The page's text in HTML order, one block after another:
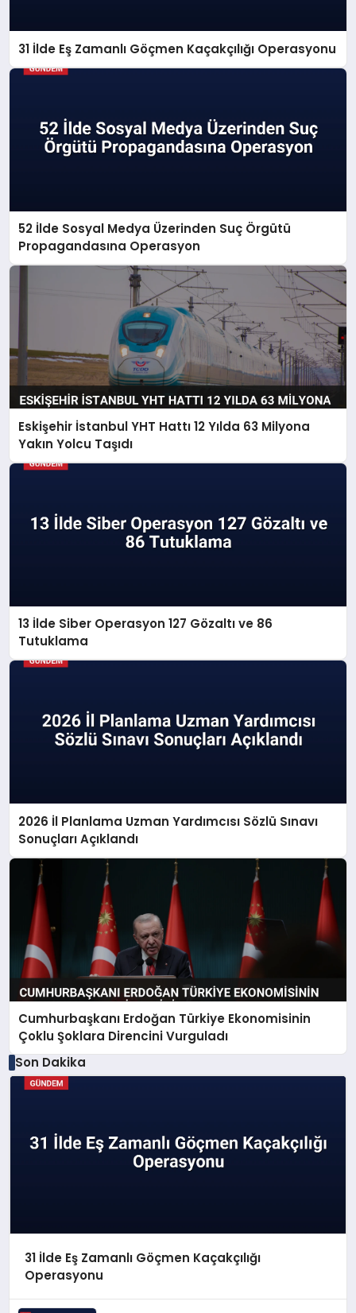
31 İlde Eş Zamanlı Göçmen Kaçakçılığı Operasyonu
52 İlde Sosyal Medya Üzerinden Suç Örgütü
Propagandasına Operasyon
Eskişehir İstanbul YHT Hattı 12 Yılda 63 Milyona
Yakın Yolcu Taşıdı
13 İlde Siber Operasyon 127 Gözaltı ve 86
Tutuklama
2026 İl Planlama Uzman Yardımcısı Sözlü Sınavı
Sonuçları Açıklandı
Cumhurbaşkanı Erdoğan Türkiye Ekonomisinin
Çoklu Şoklara Direncini Vurguladı
Son Dakika
31 İlde Eş Zamanlı Göçmen Kaçakçılığı
Operasyonu